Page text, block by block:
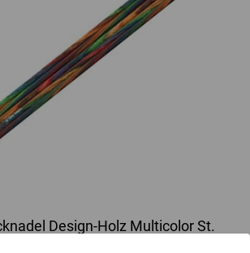
Design-Holz Multicolor St.